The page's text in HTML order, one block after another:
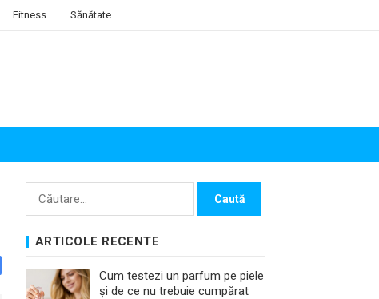
Fitness Sănătate
Caută
ARTICOLE RECENTE
Cum testezi un parfum pe piele
și de ce nu trebuie cumpărat